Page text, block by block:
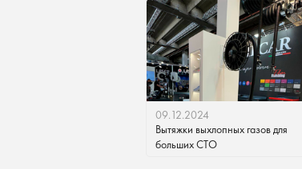
09.12.2024
Вытяжки выхлопных газов для
больших СТО